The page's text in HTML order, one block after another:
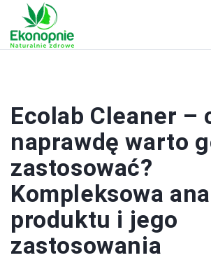
Ecolab Cleaner –
naprawdę warto
zastosować?
Kompleksowa
produktu i jego
zastosowania